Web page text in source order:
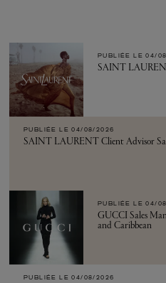
PUBLIÉE LE 04/
SAINT
PUBLIÉE LE 04/08/2026
SAINT LAURENT Client Advisor
PUBLIÉE LE 04/
GUCCI Sales
and Caribbean
PUBLIÉE LE 04/08/2026